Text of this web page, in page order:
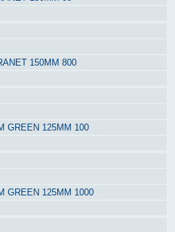
150ММ 800
125ММ 100
125ММ 1000